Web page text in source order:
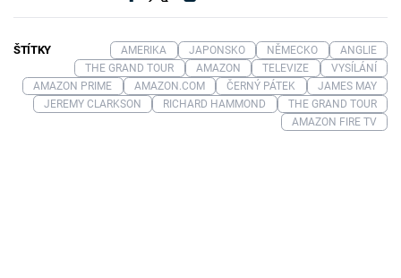
ŠTÍTKY AMERIKA JAPONSKO NĚMECKO
ANGLIE
THE GRAND TOUR
AMAZON TELEVIZE
VYSÍLÁNÍ
AMAZON PRIME
AMAZON.COM ČERNÝ PÁTEK
JAMES MAY
JEREMY CLARKSON
RICHARD HAMMOND
THE GRAND TOUR
AMAZON FIRE TV